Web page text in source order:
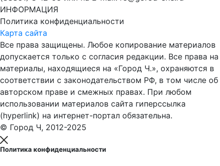
ИНФОРМАЦИЯ
Политика конфиденциальности
Карта сайта
Все права защищены. Любое копирование материалов
допускается только с согласия редакции. Все права на
материалы, находящиеся на «Город Ч.», охраняются в
соответствии с законодательством РФ, в том числе об
авторском праве и смежных правах. При любом
использовании материалов сайта гиперссылка
(hyperlink) на интернет-портал обязательна.
© Город Ч, 2012-2025
Политика конфиденциальности